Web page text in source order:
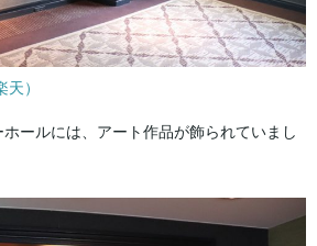
）
ールには、アート作品が飾られていまし